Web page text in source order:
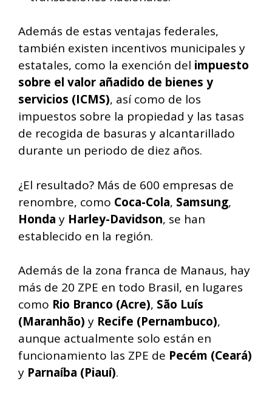
Además de estas ventajas federales,
también existen incentivos municipales y
estatales, como la exención del impuesto
sobre el valor añadido de bienes y
servicios (ICMS), así como de los
impuestos sobre la propiedad y las tasas
de recogida de basuras y alcantarillado
durante un periodo de diez años.
¿El resultado? Más de 600 empresas de
renombre, como Coca-Cola, Samsung,
Honda y Harley-Davidson, se han
establecido en la región.
Además de la zona franca de Manaus, hay
más de 20 ZPE en todo Brasil, en lugares
como Rio Branco (Acre), São Luís
(Maranhão) y Recife (Pernambuco),
aunque actualmente solo están en
funcionamiento las ZPE de Pecém (Ceará)
y Parnaíba (Piauí).